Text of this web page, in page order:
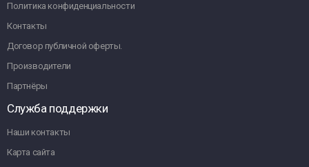
Политика конфиденциальности
Контакты
Договор публичной оферты.
Производители
Партнёры
Служба поддержки
Наши контакты
Карта сайта